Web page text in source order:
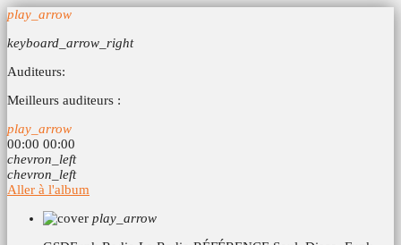
play_arrow
keyboard_arrow_right
Auditeurs:
Meilleurs auditeurs :
play_arrow
00:00 00:00
chevron_left
chevron_left
Aller à l'album
play_arrow